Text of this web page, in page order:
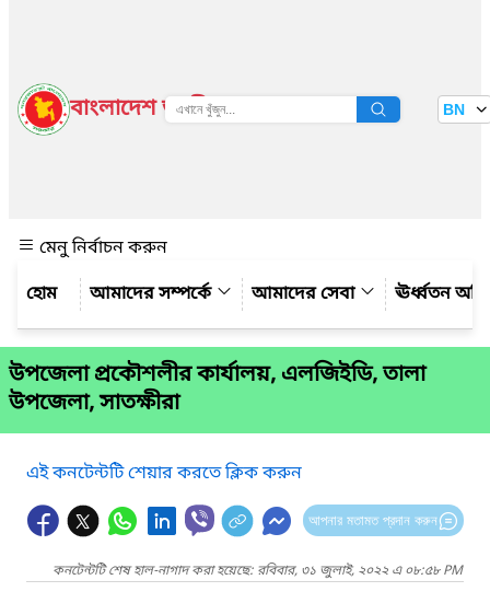
বাংলাদেশ জাতীয় তথ্য বাতায়ন BN
মেনু নির্বাচন করুন
আমাদের সম্পর্কে
আমাদের সেবা ঊর্ধ্বতন
উপজেলা প্রকৌশলীর কার্যালয়, এলজিইডি, তালা
উপজেলা, সাতক্ষীরা
এই কনটেন্টটি শেয়ার করতে ক্লিক করুন
আপনার মতামত প্রদান করুন
কনটেন্টটি শেষ হাল-নাগাদ করা হয়েছে: রবিবার, ৩১ জুলাই, ২০২২ এ ০৮:৫৮ PM